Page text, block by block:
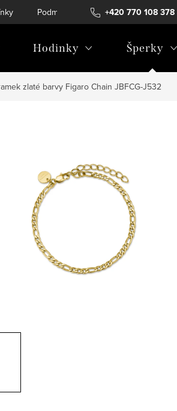
+420 770 108 378
Podmínky ochrany osobních údajů
Hodinky Šperky
zlaté barvy Figaro Chain JBFCG-J532